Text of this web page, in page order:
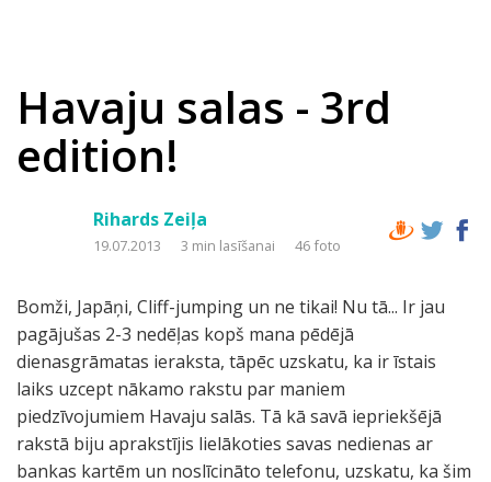
Havaju salas - 3rd
edition!
Rihards Zeiļa
19.07.2013 3 min lasīšanai 46 foto
Bomži, Japāņi, Cliff-jumping un ne tikai! Nu tā... Ir jau
pagājušas 2-3 nedēļas kopš mana pēdējā
dienasgrāmatas ieraksta, tāpēc uzskatu, ka ir īstais
laiks uzcept nākamo rakstu par maniem
piedzīvojumiem Havaju salās. Tā kā savā iepriekšējā
rakstā biju aprakstījis lielākoties savas nedienas ar
bankas kartēm un noslīcināto telefonu, uzskatu, ka šim